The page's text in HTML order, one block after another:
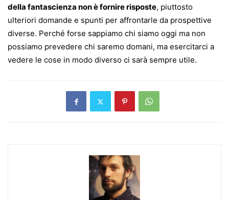
della fantascienza non è fornire risposte, piuttosto
ulteriori domande e spunti per affrontarle da prospettive
diverse. Perché forse sappiamo chi siamo oggi ma non
possiamo prevedere chi saremo domani, ma esercitarci a
vedere le cose in modo diverso ci sarà sempre utile.